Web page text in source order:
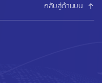
กลับสู่ด้านบน